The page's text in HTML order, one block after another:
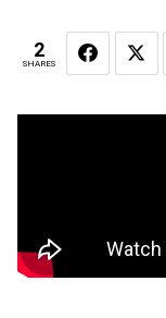
2
SHARES